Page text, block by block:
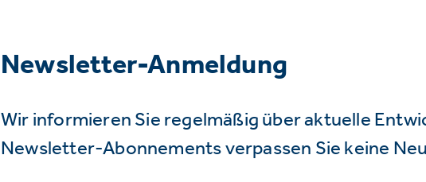
Newsletter-Anmeldung
Wir informieren Sie regelmäßig über aktuelle
Newsletter-Abonnements verpassen Sie keine